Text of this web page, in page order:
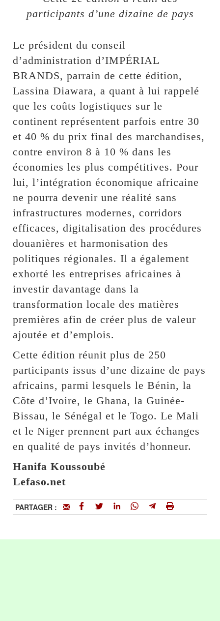
participants d’une dizaine de pays
Le président du conseil
d’administration d’IMPÉRIAL
BRANDS, parrain de cette édition,
Lassina Diawara, a quant à lui rappelé
que les coûts logistiques sur le
continent représentent parfois entre 30
et 40 % du prix final des marchandises,
contre environ 8 à 10 % dans les
économies les plus compétitives. Pour
lui, l’intégration économique africaine
ne pourra devenir une réalité sans
infrastructures modernes, corridors
efficaces, digitalisation des procédures
douanières et harmonisation des
politiques régionales. Il a également
exhorté les entreprises africaines à
investir davantage dans la
transformation locale des matières
premières afin de créer plus de valeur
ajoutée et d’emplois.
Cette édition réunit plus de 250
participants issus d’une dizaine de pays
africains, parmi lesquels le Bénin, la
Côte d’Ivoire, le Ghana, la Guinée-
Bissau, le Sénégal et le Togo. Le Mali
et le Niger prennent part aux échanges
en qualité de pays invités d’honneur.
Hanifa Koussoubé
Lefaso.net
PARTAGER :